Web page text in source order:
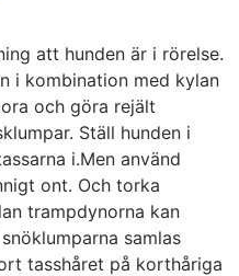
att hunden är i rörelse.
i kombination med kylan
och göra rejält
Ställ hunden i
i.Men använd
ont. Och torka
trampdynorna kan
samlas
tasshåret på korthåriga